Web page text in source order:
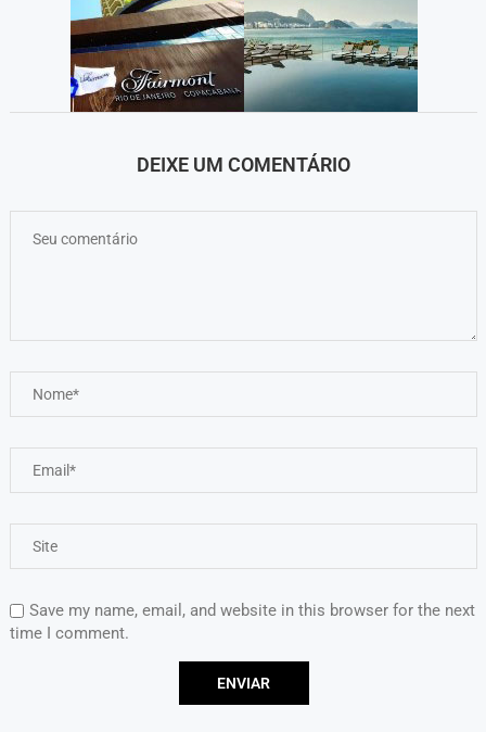
DEIXE UM COMENTÁRIO
Save my name, email, and website in this browser for the next
time I comment.